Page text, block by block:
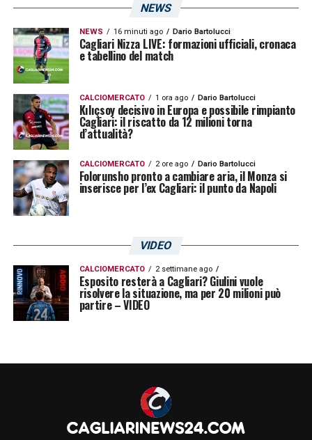
NEWS
NEWS 16 minuti ago Dario Bartolucci
Cagliari Nizza LIVE: formazioni ufficiali, cronaca
e tabellino del match
CALCIOMERCATO 1 ora ago Dario Bartolucci
Kılıçsoy decisivo in Europa e possibile rimpianto
Cagliari: il riscatto da 12 milioni torna
d’attualità?
CALCIOMERCATO 2 ore ago Dario Bartolucci
Folorunsho pronto a cambiare aria, il Monza si
inserisce per l’ex Cagliari: il punto da Napoli
VIDEO
CALCIOMERCATO 2 settimane ago
Esposito resterà a Cagliari? Giulini vuole
risolvere la situazione, ma per 20 milioni può
partire – VIDEO